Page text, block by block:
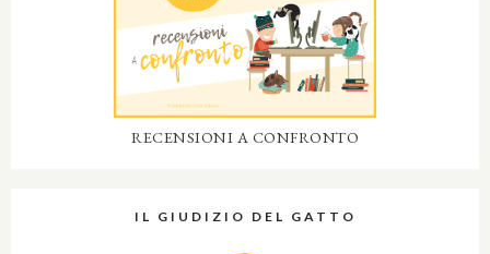
RECENSIONI A CONFRONTO
IL GIUDIZIO DEL GATTO